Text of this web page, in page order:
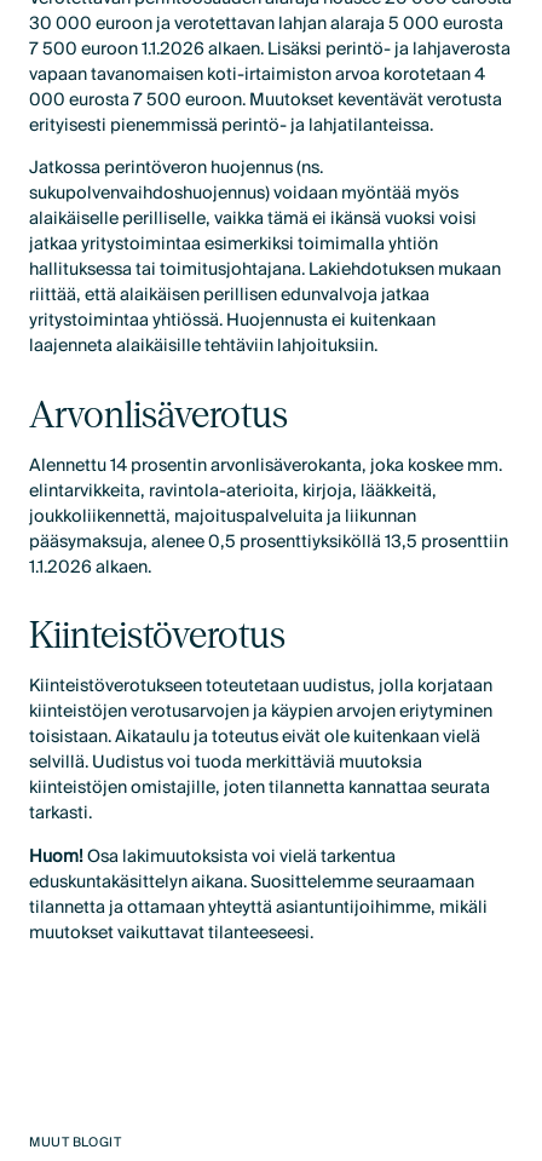
30 000 euroon ja verotettavan lahjan alaraja 5 000 eurosta
7 500 euroon 1.1.2026 alkaen. Lisäksi perintö- ja lahjaverosta
vapaan tavanomaisen koti-irtaimiston arvoa korotetaan 4
000 eurosta 7 500 euroon. Muutokset keventävät verotusta
erityisesti pienemmissä perintö- ja lahjatilanteissa.
Jatkossa perintöveron huojennus (ns.
sukupolvenvaihdoshuojennus) voidaan myöntää myös
alaikäiselle perilliselle, vaikka tämä ei ikänsä vuoksi voisi
jatkaa yritystoimintaa esimerkiksi toimimalla yhtiön
hallituksessa tai toimitusjohtajana. Lakiehdotuksen mukaan
riittää, että alaikäisen perillisen edunvalvoja jatkaa
yritystoimintaa yhtiössä. Huojennusta ei kuitenkaan
laajenneta alaikäisille tehtäviin lahjoituksiin.
Arvonlisäverotus
Alennettu 14 prosentin arvonlisäverokanta, joka koskee mm.
elintarvikkeita, ravintola-aterioita, kirjoja, lääkkeitä,
joukkoliikennettä, majoituspalveluita ja liikunnan
pääsymaksuja, alenee 0,5 prosenttiyksiköllä 13,5 prosenttiin
1.1.2026 alkaen.
Kiinteistöverotus
Kiinteistöverotukseen toteutetaan uudistus, jolla korjataan
kiinteistöjen verotusarvojen ja käypien arvojen eriytyminen
toisistaan. Aikataulu ja toteutus eivät ole kuitenkaan vielä
selvillä. Uudistus voi tuoda merkittäviä muutoksia
kiinteistöjen omistajille, joten tilannetta kannattaa seurata
tarkasti.
Huom!Osa lakimuutoksista voi vielä tarkentua
eduskuntakäsittelyn aikana. Suosittelemme seuraamaan
tilannetta ja ottamaan yhteyttä asiantuntijoihimme, mikäli
muutokset vaikuttavat tilanteeseesi.
MUUT BLOGIT